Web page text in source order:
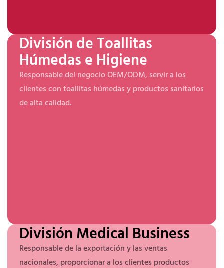
División de Toallitas
Húmedas e Higiene
Responsable del negocio OEM/ODM, servir a los
clientes con toallitas húmedas y productos sanitarios
de alta calidad.
División Medical Business
Responsable de la exportación y las ventas
nacionales, proporcionar a los clientes productos